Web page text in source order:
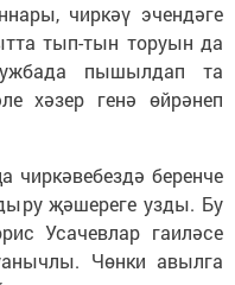
чиркәү эчендәге
тып-тын торуын да
пышылдап та
хәзер генә өйрәнеп
чиркәвебездә беренче
җәшереге узды. Бу
Усачевлар гаиләсе
Чөнки авылга